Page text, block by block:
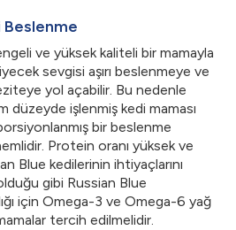
Beslenme
ve yüksek kaliteli bir mamayla
sevgisi aşırı beslenmeye ve
yol açabilir. Bu nedenle
düzeyde işlenmiş kedi maması
bir beslenme
Protein oranı yüksek ve
Blue kedilerinin ihtiyaçlarını
gibi Russian Blue
için Omega-3 ve Omega-6 yağ
tercih edilmelidir.